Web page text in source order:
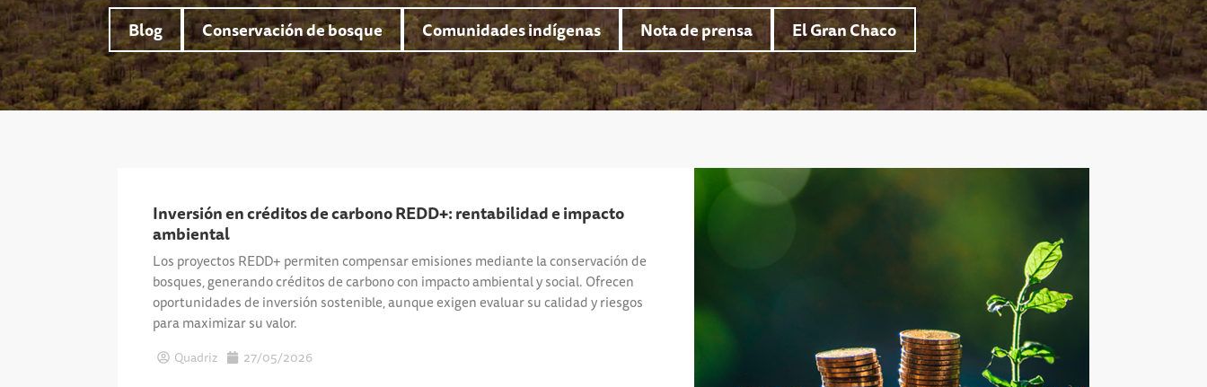
Blog Conservación de bosque Comunidades indígenas Nota de prensa El Gran Chaco
Inversión en créditos de carbono REDD+: rentabilidad e impacto
ambiental
Los proyectos REDD+ permiten compensar emisiones mediante la conservación de
bosques, generando créditos de carbono con impacto ambiental y social. Ofrecen
oportunidades de inversión sostenible, aunque exigen evaluar su calidad y riesgos
para maximizar su valor.
Quadriz 27/05/2026